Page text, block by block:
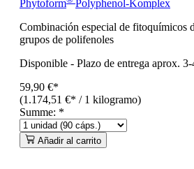
Phytoform
Polyphenol-Komplex
Combinación especial de fitoquímicos
grupos de polifenoles
Disponible - Plazo de entrega aprox.
59,90 €*
(1.174,51 €* / 1 kilogramo)
Summe: *
Añadir al carrito